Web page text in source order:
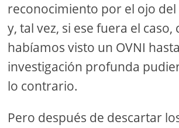
reconocimiento por el ojo
y, tal vez, si ese fuera el caso,
habíamos visto un OVNI
investigación profunda
lo contrario.
Pero después de descartar